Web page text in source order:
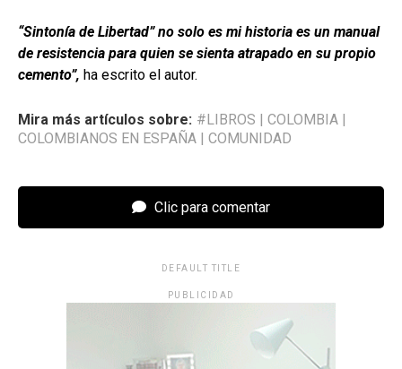
“Sintonía de Libertad” no solo es mi historia es un manual
de resistencia para quien se sienta atrapado en su propio
cemento”, ha escrito el autor.
Mira más artículos sobre: #LIBROS | COLOMBIA |
COLOMBIANOS EN ESPAÑA | COMUNIDAD
Clic para comentar
DEFAULT TITLE
PUBLICIDAD